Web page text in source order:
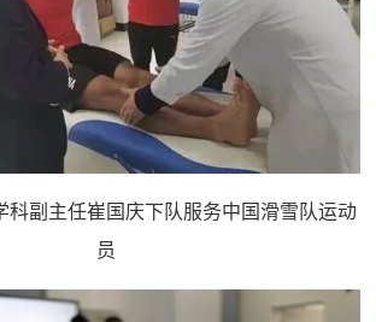
科副主任崔国庆下队服务中国滑雪队运动
员